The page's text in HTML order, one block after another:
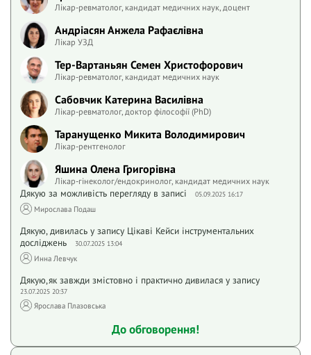
Лікар-ревматолог, кандидат медичних наук, доцент
Андріасян Анжела Рафаєлівна
Лікар УЗД
Тер-Вартаньян Семен Христофорович
Лікар-ревматолог, кандидат медичних наук
Сабовчик Катерина Василівна
Лікар-ревматолог, доктор філософії (PhD)
Таранущенко Микита Володимирович
Лікар-рентгенолог
Яшина Олена Григорівна
Лікар-гінеколог/ендокринолог, кандидат медичних наук
Дякую за можливість перегляду в записі 05.09.2025 16:17
Мирослава Подаш
Дякую, дивилась у запису Цiкавi Кейси iнструментальних
дослiджень
30.07.2025 13:04
Инна Левчук
Дякую,як завжди змістовно і практично дивилася у запису
23.07.2025 20:37
Ярослава Плазовська
До обговорення!